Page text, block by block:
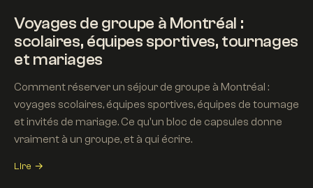
Voyages de groupe à Montréal :
scolaires, équipes sportives, tournages
et mariages
Comment réserver un séjour de groupe à Montréal :
voyages scolaires, équipes sportives, équipes de tournage
et invités de mariage. Ce qu'un bloc de capsules donne
vraiment à un groupe, et à qui écrire.
Lire →